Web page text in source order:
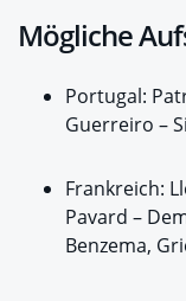
Mögliche
Portugal:
Guerreiro –
Frankreich:
Pavard –
Benzema,